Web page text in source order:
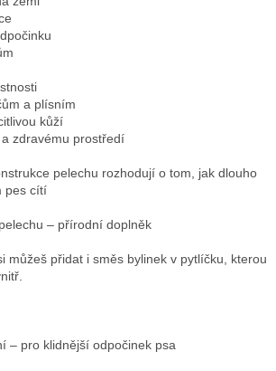
a plísním
kůží
zdravému prostředí
pelechu rozhodují o tom, jak dlouho
pes cítí
– přírodní doplněk
můžeš přidat i směs bylinek v pytlíčku, kterou
– pro klidnější odpočinek psa